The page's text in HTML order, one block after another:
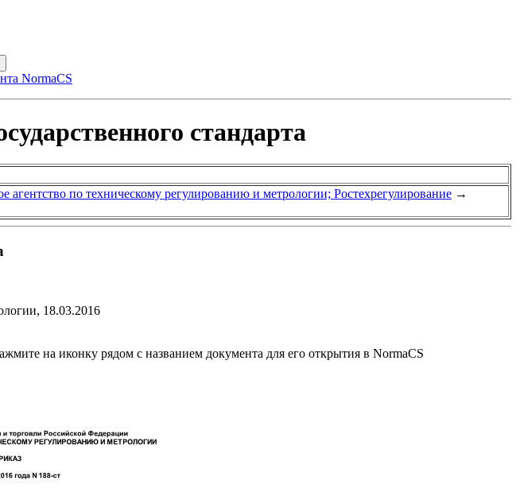
NormaCS
стандарта
агентство по техническому регулированию и метрологии; Ростехрегулирование →
18.03.2016
на иконку рядом с названием документа для его открытия в NormaCS